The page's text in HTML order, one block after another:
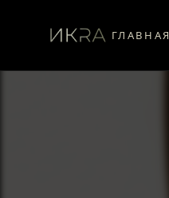
ГЛАВНАЯ